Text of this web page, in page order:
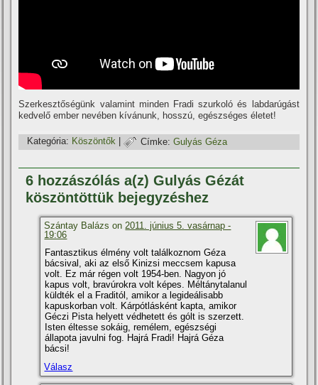
Szerkesztőségünk valamint minden Fradi szurkoló és labdarúgást
kedvelő ember nevében kí­vánunk, hosszú, egészséges életet!
Kategória: Köszöntők | Címke: Gulyás Géza
6 hozzászólás a(z) Gulyás Gézát
köszöntöttük bejegyzéshez
Szántay Balázs on2011. június 5. vasárnap -
19:06
Fantasztikus élmény volt találkoznom Géza
bácsival, aki az első Kinizsi meccsem kapusa
volt. Ez már régen volt 1954-ben. Nagyon jó
kapus volt, bravúrokra volt képes. Méltánytalanul
küldték el a Fraditól, amikor a legideálisabb
kapuskorban volt. Kárpótlásként kapta, amikor
Géczi Pista helyett védhetett és gólt is szerzett.
Isten éltesse sokáig, remélem, egészségi
állapota javulni fog. Hajrá Fradi! Hajrá Géza
bácsi!
Válasz